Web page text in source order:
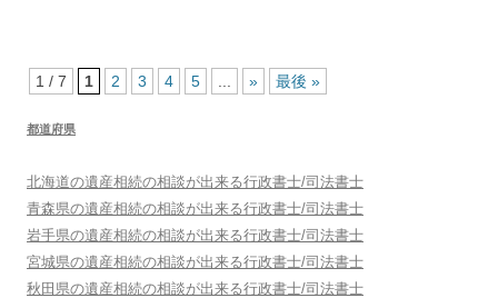
1 / 7 1 2 3 4 5 » 最後 »
都道府県
北海道の遺産相続の相談が出来る行政書士/司法書士
青森県の遺産相続の相談が出来る行政書士/司法書士
岩手県の遺産相続の相談が出来る行政書士/司法書士
宮城県の遺産相続の相談が出来る行政書士/司法書士
秋田県の遺産相続の相談が出来る行政書士/司法書士